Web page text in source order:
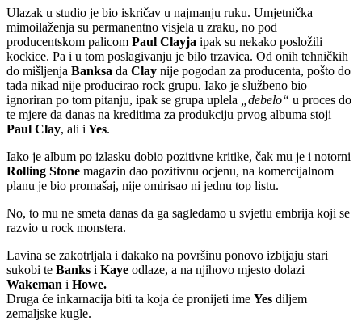
Ulazak u studio je bio iskričav u najmanju ruku. Umjetnička
mimoilaženja su permanentno visjela u zraku, no pod
producentskom palicom Paul Clayja ipak su nekako posložili
kockice. Pa i u tom poslagivanju je bilo trzavica. Od onih tehničkih
do mišljenja Banksa da Clay nije pogodan za producenta, pošto do
tada nikad nije producirao rock grupu. Iako je službeno bio
ignoriran po tom pitanju, ipak se grupa uplela
„debelo“ u proces do
te mjere da danas na kreditima za produkciju prvog albuma stoji
Paul Clay, ali i Yes.
Iako je album po izlasku dobio pozitivne kritike, čak mu je i notorni
Rolling Stone magazin dao pozitivnu ocjenu, na komercijalnom
planu je bio promašaj, nije omirisao ni jednu top listu.
No, to mu ne smeta danas da ga sagledamo u svjetlu embrija koji se
razvio u rock monstera.
Lavina se zakotrljala i dakako na površinu ponovo izbijaju stari
sukobi te Banks i Kaye odlaze, a na njihovo mjesto dolazi
Wakeman i Howe.
Druga će inkarnacija biti ta koja će pronijeti ime Yes diljem
zemaljske kugle.